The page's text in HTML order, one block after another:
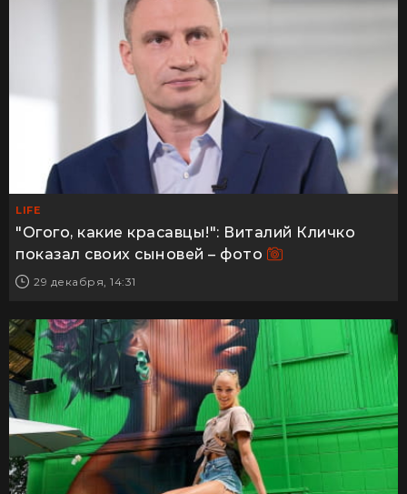
LIFE
"Огого, какие красавцы!": Виталий Кличко
показал своих сыновей – фото
29 декабря, 14:31